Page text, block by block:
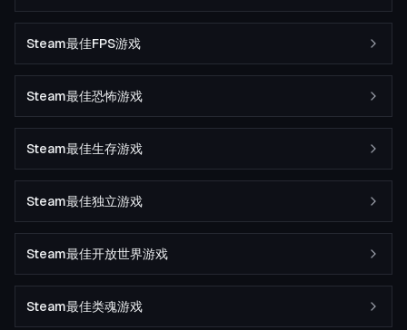
Steam最佳FPS游戏
Steam最佳恐怖游戏
Steam最佳生存游戏
Steam最佳独立游戏
Steam最佳开放世界游戏
Steam最佳类魂游戏